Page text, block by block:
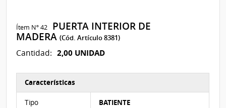
Ítem Nº 42
PUERTA INTERIOR DE
MADERA(Cód. Artículo 8381)
Cantidad: 2,00 UNIDAD
Características del Ítem Nº 118
Características
Tipo BATIENTE